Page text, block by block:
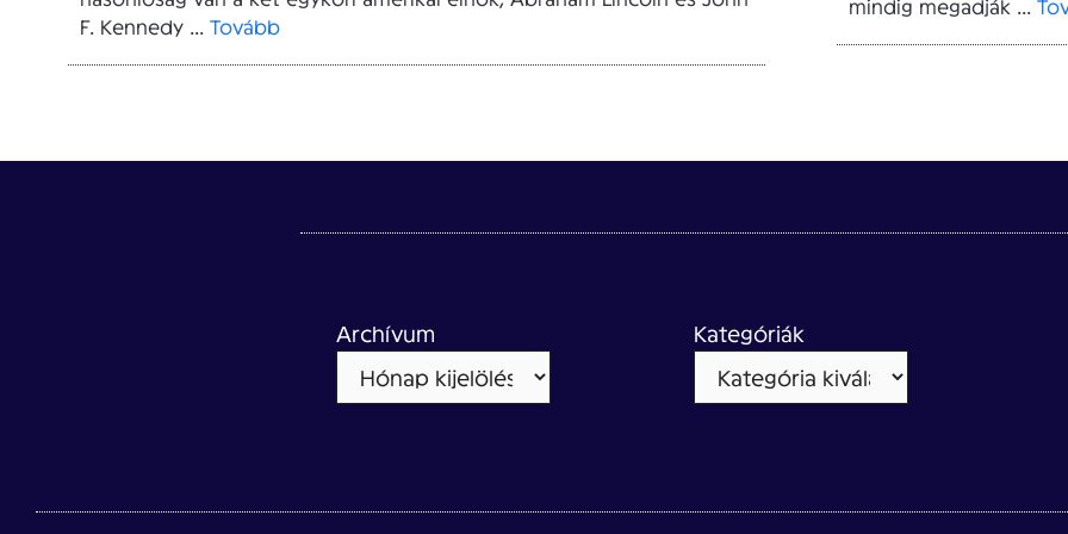
F. Kennedy ... Tovább
mindig megadják ...
Archívum Kategóriák